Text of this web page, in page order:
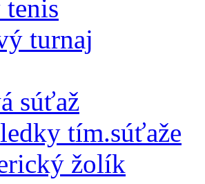
turnaj
súťaž
tím.súťaže
žolík